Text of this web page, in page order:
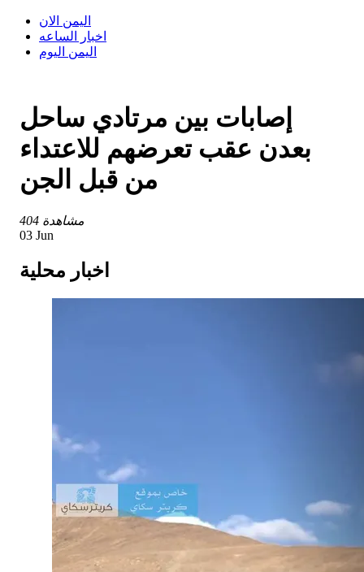
اليمن الان
اخبار الساعه
اليمن اليوم
إصابات بين مرتادي ساحل
بعدن عقب تعرضهم للاعتداء
من قبل الجن
404 مشاهدة
03 Jun
اخبار محلية